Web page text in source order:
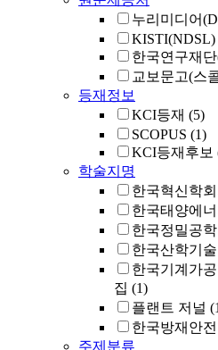
누리미디어
KISTI(NDSL)
한국연구재
교보문고(스
등재정보
KCI등재 (5)
SCOPUS (1)
KCI등재후보
학술지명
한국혁신학회
한국태양에
한국정밀공학
한국산학기
한국기계가
집 (1)
플랜트 저널
한국방재안
주제분류